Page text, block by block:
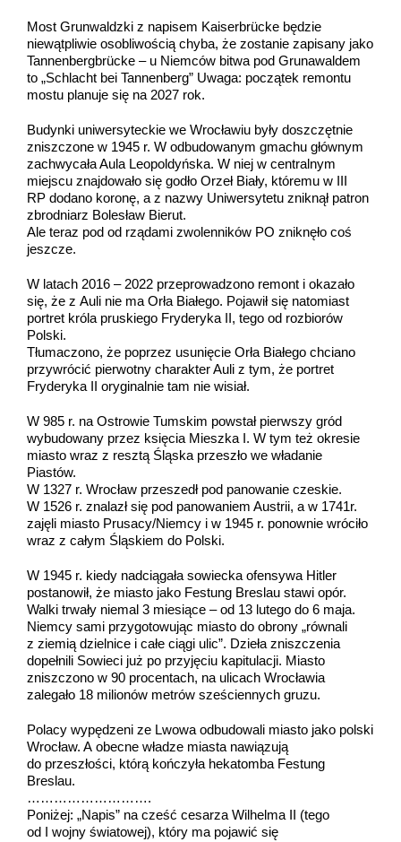
Most Grunwaldzki z napisem Kaiserbrücke będzie
niewątpliwie osobliwością chyba, że zostanie zapisany jako
Tannenbergbrücke – u Niemców bitwa pod Grunawaldem
to „Schlacht bei Tannenberg” Uwaga: początek remontu
mostu planuje się na 2027 rok.
Budynki uniwersyteckie we Wrocławiu były doszczętnie
zniszczone w 1945 r. W odbudowanym gmachu głównym
zachwycała Aula Leopoldyńska. W niej w centralnym
miejscu znajdowało się godło Orzeł Biały, któremu w III
RP dodano koronę, a z nazwy Uniwersytetu zniknął patron
zbrodniarz Bolesław Bierut.
Ale teraz pod od rządami zwolenników PO zniknęło coś
jeszcze.
W latach 2016 – 2022 przeprowadzono remont i okazało
się, że z Auli nie ma Orła Białego. Pojawił się natomiast
portret króla pruskiego Fryderyka II, tego od rozbiorów
Polski.
Tłumaczono, że poprzez usunięcie Orła Białego chciano
przywrócić pierwotny charakter Auli z tym, że portret
Fryderyka II oryginalnie tam nie wisiał.
W 985 r. na Ostrowie Tumskim powstał pierwszy gród
wybudowany przez księcia Mieszka I. W tym też okresie
miasto wraz z resztą Śląska przeszło we władanie
Piastów.
W 1327 r. Wrocław przeszedł pod panowanie czeskie.
W 1526 r. znalazł się pod panowaniem Austrii, a w 1741r.
zajęli miasto Prusacy/Niemcy i w 1945 r. ponownie wróciło
wraz z całym Śląskiem do Polski.
W 1945 r. kiedy nadciągała sowiecka ofensywa Hitler
postanowił, że miasto jako Festung Breslau stawi opór.
Walki trwały niemal 3 miesiące – od 13 lutego do 6 maja.
Niemcy sami przygotowując miasto do obrony „równali
z ziemią dzielnice i całe ciągi ulic”. Dzieła zniszczenia
dopełnili Sowieci już po przyjęciu kapitulacji. Miasto
zniszczono w 90 procentach, na ulicach Wrocławia
zalegało 18 milionów metrów sześciennych gruzu.
Polacy wypędzeni ze Lwowa odbudowali miasto jako polski
Wrocław. A obecne władze miasta nawiązują
do przeszłości, którą kończyła hekatomba Festung
Breslau.
……………………….
Poniżej: „Napis” na cześć cesarza Wilhelma II (tego
od I wojny światowej), który ma pojawić się